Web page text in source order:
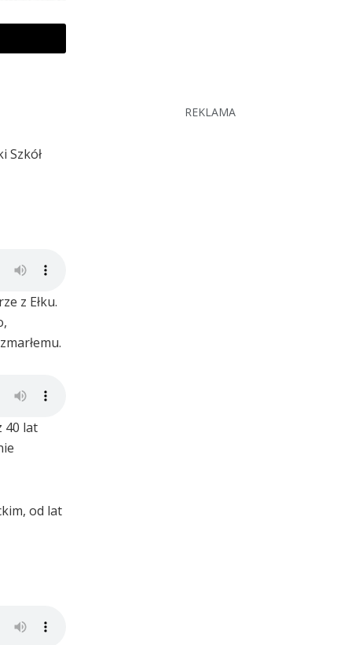
Szkół
z Ełku.
40 lat
od lat
REKLAMA